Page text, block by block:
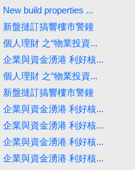
New build properties ...
新盤撻訂搞響樓市警鐘
個人理財 之“物業投資...
企業與資金湧港 利好核...
個人理財 之“物業投資...
新盤撻訂搞響樓市警鐘
企業與資金湧港 利好核...
企業與資金湧港 利好核...
企業與資金湧港 利好核...
企業與資金湧港 利好核...